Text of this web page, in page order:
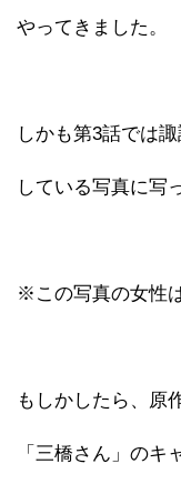
やってきました。
しかも第3話では
している写真に写
※この写真の女性
もしかしたら、原
「三橋さん」のキ